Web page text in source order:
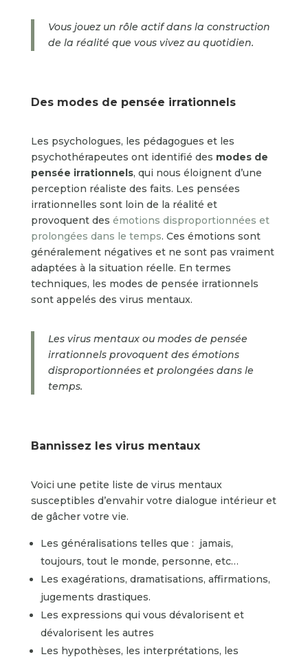
Vous jouez un rôle actif dans la construction
de la réalité que vous vivez au quotidien.
Des modes de pensée irrationnels
Les psychologues, les pédagogues et les
psychothérapeutes ont identifié des modes de
pensée irrationnels, qui nous éloignent d’une
perception réaliste des faits. Les pensées
irrationnelles sont loin de la réalité et
provoquent des émotions disproportionnées et
prolongées dans le temps. Ces émotions sont
généralement négatives et ne sont pas vraiment
adaptées à la situation réelle. En termes
techniques, les modes de pensée irrationnels
sont appelés des virus mentaux.
Les virus mentaux ou modes de pensée
irrationnels provoquent des émotions
disproportionnées et prolongées dans le
temps.
Bannissez les virus mentaux
Voici une petite liste de virus mentaux
susceptibles d’envahir votre dialogue intérieur et
de gâcher votre vie.
Les généralisations telles que : jamais,
toujours, tout le monde, personne, etc…
Les exagérations, dramatisations, affirmations,
jugements drastiques.
Les expressions qui vous dévalorisent et
dévalorisent les autres
Les hypothèses, les interprétations, les